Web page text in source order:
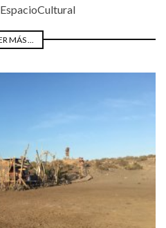
MÁS ...